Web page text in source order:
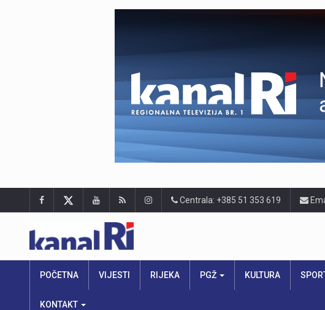
Centrala: +385 51 353 619
POČETNA VIJESTI RIJEKA PGŽ KULTURA
KONTAKT